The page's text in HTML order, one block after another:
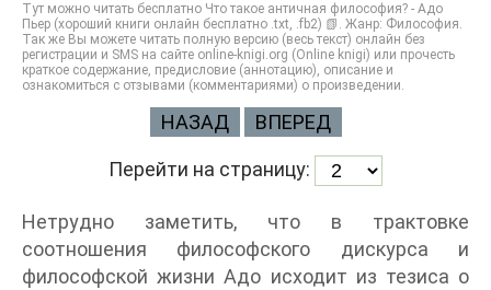
Тут можно читать бесплатно Что такое античная философия? - Адо
Пьер (хороший книги онлайн бесплатно .txt, .fb2) 📗. Жанр: Философия.
Так же Вы можете читать полную версию (весь текст) онлайн без
регистрации и SMS на сайте online-knigi.org (Online knigi) или прочесть
краткое содержание, предисловие (аннотацию), описание и
ознакомиться с отзывами (комментариями) о произведении.
НАЗАД ВПЕРЕД
Перейти на страницу:
Нетрудно заметить, что в трактовке
соотношения философского дискурса и
философской жизни Адо исходит из тезиса о